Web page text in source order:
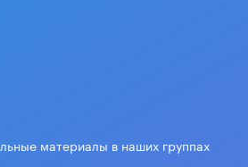
материалы в наших группах